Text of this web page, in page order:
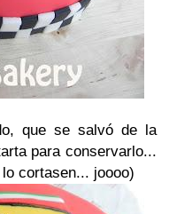
que se salvó de la
para conservarlo...
cortasen... joooo)